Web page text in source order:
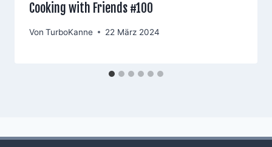
Cooking with Friends #100
Von TurboKanne 22 März 2024